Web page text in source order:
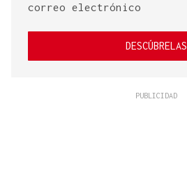
correo electrónico
DESCÚBRELAS